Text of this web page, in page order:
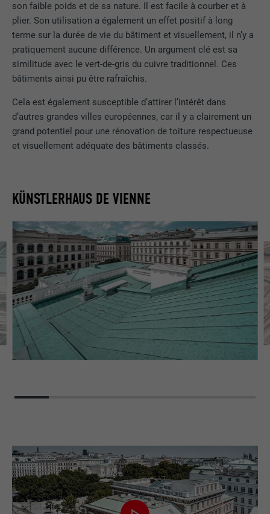
son faible poids et de sa nature. Il est facile à courber et à
plier. Son utilisation a également un effet positif à long
terme sur la durée de vie du bâtiment et visuellement, il n’y a
pratiquement aucune différence. Un argument clé est sa
similitude avec le vert-de-gris du cuivre traditionnel. Ces
bâtiments ainsi pu être rafraîchis.
Cela est également susceptible d’attirer l’intérêt dans
d’autres grandes villes européennes, car il y a clairement un
grand potentiel pour une rénovation de toiture respectueuse
et visuellement adéquate des bâtiments classés.
KÜNSTLERHAUS DE VIENNE